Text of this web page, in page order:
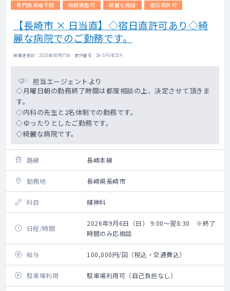
専門医資格不問
時間調整可 綺麗な施設 宿日直許可
【長崎市 × 日当直】◇宿日直許可あり◇綺
麗な病院でのご勤務です。
掲載更新日 : 2026年08月07日 案件番号 : 26-SF640254
担当エージェントより
◇月曜日朝の勤務終了時間は都度相談の上、決定させて頂きま
す。
◇内科の先生と2名体制での勤務です。
◇ゆったりとしたご勤務です。
◇綺麗な病院です。
路線 長崎本線
勤務地 長崎県長崎市
科目 精神科
日程/時間
2026年9月6日（日） 9:00～翌8:30 ※終了
時間のみ応相談
給与 100,000円/回（税込・交通費込）
駐車場利用 駐車場利用可（自己負担なし）